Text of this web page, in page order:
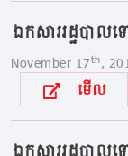
ឯកសាររដ្ឋបា
November 17th,
មើល
ឯកសាររដ្ឋបាល